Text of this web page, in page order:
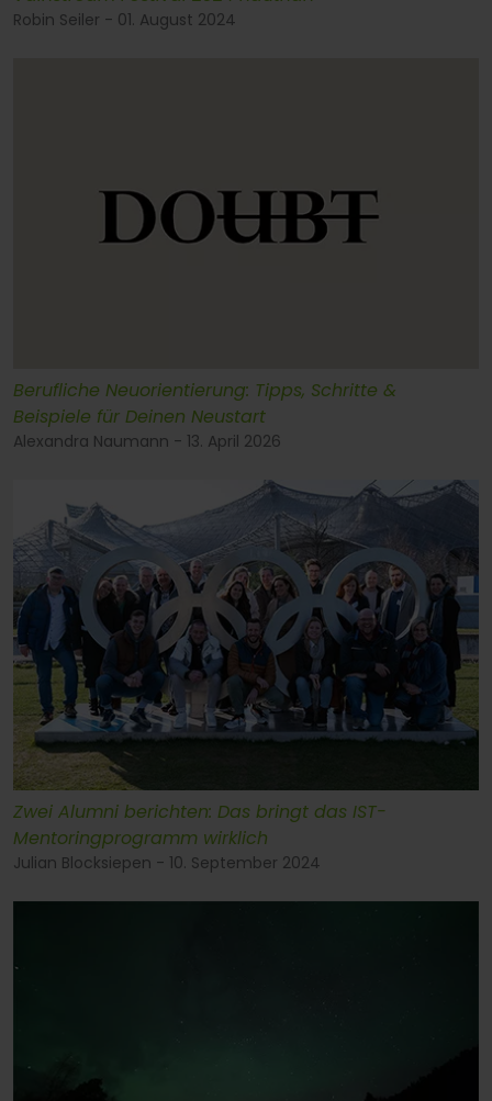
Robin Seiler - 01. August 2024
Berufliche Neuorientierung: Tipps, Schritte &
Beispiele für Deinen Neustart
Alexandra Naumann - 13. April 2026
Zwei Alumni berichten: Das bringt das IST-
Mentoringprogramm wirklich
Julian Blocksiepen - 10. September 2024